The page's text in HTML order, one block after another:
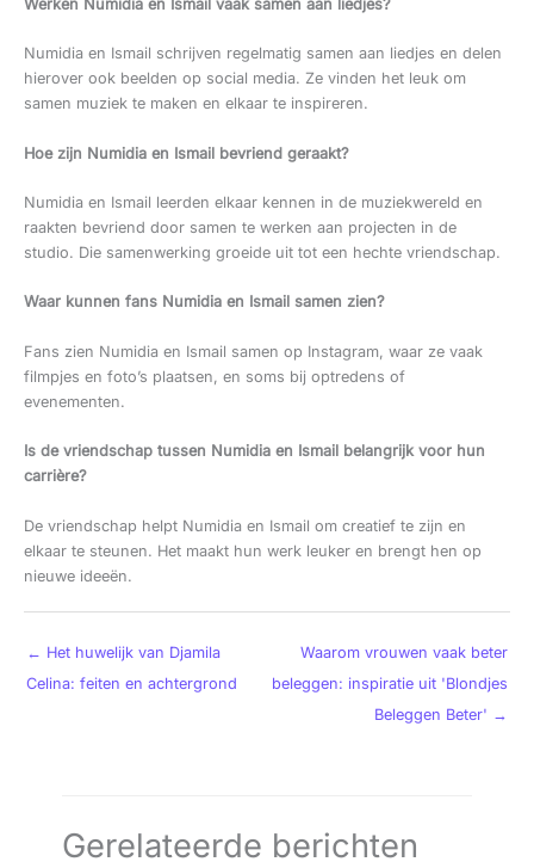
Werken Numidia en Ismail vaak samen aan liedjes?
Numidia en Ismail schrijven regelmatig samen aan liedjes en delen
hierover ook beelden op social media. Ze vinden het leuk om
samen muziek te maken en elkaar te inspireren.
Hoe zijn Numidia en Ismail bevriend geraakt?
Numidia en Ismail leerden elkaar kennen in de muziekwereld en
raakten bevriend door samen te werken aan projecten in de
studio. Die samenwerking groeide uit tot een hechte vriendschap.
Waar kunnen fans Numidia en Ismail samen zien?
Fans zien Numidia en Ismail samen op Instagram, waar ze vaak
filmpjes en foto’s plaatsen, en soms bij optredens of
evenementen.
Is de vriendschap tussen Numidia en Ismail belangrijk voor hun
carrière?
De vriendschap helpt Numidia en Ismail om creatief te zijn en
elkaar te steunen. Het maakt hun werk leuker en brengt hen op
nieuwe ideeën.
← Het huwelijk van Djamila
Celina: feiten en achtergrond
Waarom vrouwen vaak beter
beleggen: inspiratie uit 'Blondjes
Beleggen Beter' →
Gerelateerde berichten